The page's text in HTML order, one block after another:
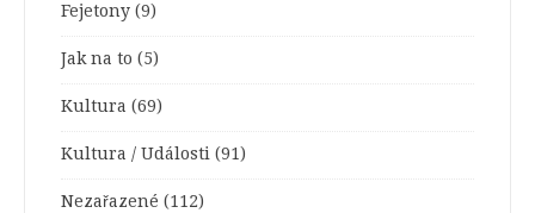
Fejetony (9)
Jak na to (5)
Kultura (69)
Kultura / Události (91)
Nezařazené (112)